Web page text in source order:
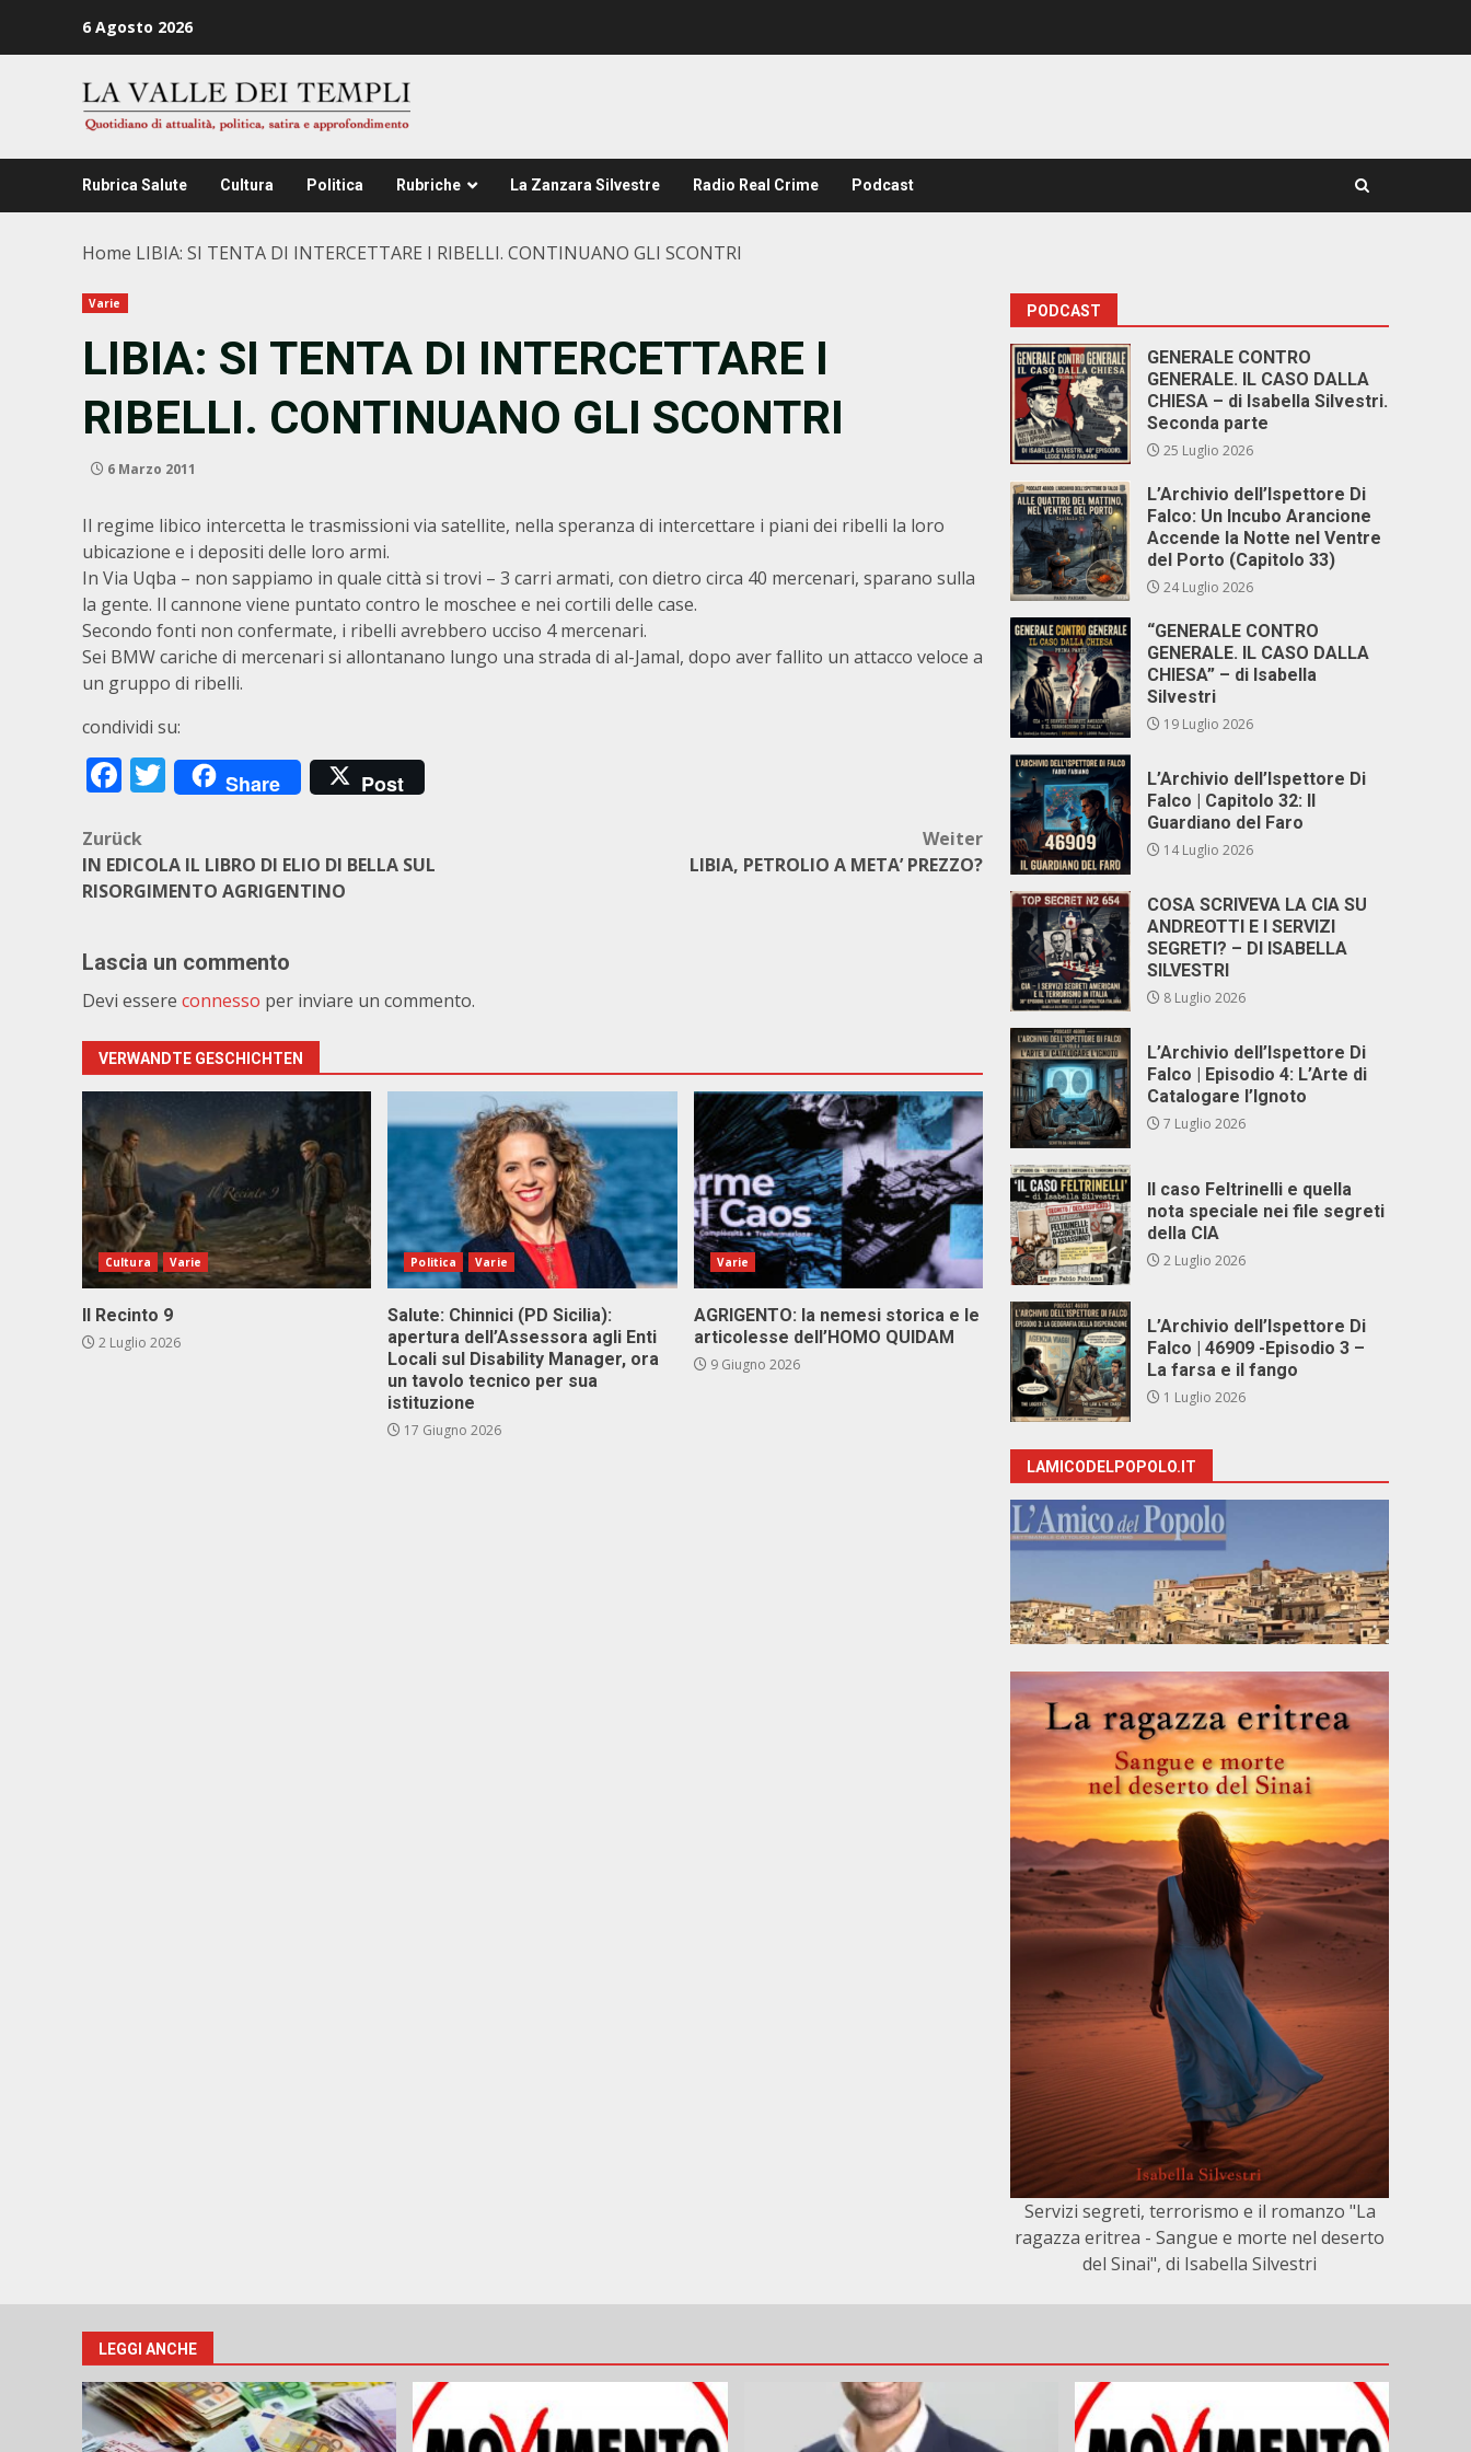
6 Agosto 2026
Rubrica Salute Cultura Politica Rubriche La Zanzara Silvestre Radio Real Crime Podcast
Home LIBIA: SI TENTA DI INTERCETTARE I RIBELLI. CONTINUANO GLI SCONTRI
Varie
LIBIA: SI TENTA DI INTERCETTARE I
RIBELLI. CONTINUANO GLI SCONTRI
6 Marzo 2011
Il regime libico intercetta le trasmissioni via satellite, nella speranza di intercettare i piani dei ribelli la loro
ubicazione e i depositi delle loro armi.
In Via Uqba – non sappiamo in quale città si trovi – 3 carri armati, con dietro circa 40 mercenari, sparano sulla
la gente. Il cannone viene puntato contro le moschee e nei cortili delle case.
Secondo fonti non confermate, i ribelli avrebbero ucciso 4 mercenari.
Sei BMW cariche di mercenari si allontanano lungo una strada di al-Jamal, dopo aver fallito un attacco veloce a
un gruppo di ribelli.
condividi su:
Facebook
Twitter
Share Post
Beitragsnavigation
Zurück
IN EDICOLA IL LIBRO DI ELIO DI BELLA SUL
RISORGIMENTO AGRIGENTINO
Weiter
LIBIA, PETROLIO A META’ PREZZO?
Lascia un commento
Devi essere connesso per inviare un commento.
VERWANDTE GESCHICHTEN
Cultura Varie
Il Recinto 9
2 Luglio 2026
Politica Varie
Salute: Chinnici (PD Sicilia):
apertura dell’Assessora agli Enti
Locali sul Disability Manager, ora
un tavolo tecnico per sua
istituzione
17 Giugno 2026
Varie
AGRIGENTO: la nemesi storica e le
articolesse dell’HOMO QUIDAM
9 Giugno 2026
PODCAST
GENERALE CONTRO
GENERALE. IL CASO DALLA
CHIESA – di Isabella Silvestri.
Seconda parte
25 Luglio 2026
L’Archivio dell’Ispettore Di
Falco: Un Incubo Arancione
Accende la Notte nel Ventre
del Porto (Capitolo 33)
24 Luglio 2026
“GENERALE CONTRO
GENERALE. IL CASO DALLA
CHIESA” – di Isabella
Silvestri
19 Luglio 2026
L’Archivio dell’Ispettore Di
Falco | Capitolo 32: Il
Guardiano del Faro
14 Luglio 2026
COSA SCRIVEVA LA CIA SU
ANDREOTTI E I SERVIZI
SEGRETI? – DI ISABELLA
SILVESTRI
8 Luglio 2026
L’Archivio dell’Ispettore Di
Falco | Episodio 4: L’Arte di
Catalogare l’Ignoto
7 Luglio 2026
Il caso Feltrinelli e quella
nota speciale nei file segreti
della CIA
2 Luglio 2026
L’Archivio dell’Ispettore Di
Falco | 46909 -Episodio 3 –
La farsa e il fango
1 Luglio 2026
LAMICODELPOPOLO.IT
Servizi segreti, terrorismo e il romanzo "La
ragazza eritrea - Sangue e morte nel deserto
del Sinai", di Isabella Silvestri
LEGGI ANCHE